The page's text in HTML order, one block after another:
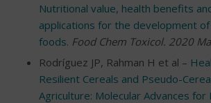
Nutritional value, health benefits
applications for the development
foods. Food Chem Toxicol. 2020
Rodríguez JP, Rahman H et al –
Resilient Cereals and Pseudo-
Agriculture: Molecular Advances for